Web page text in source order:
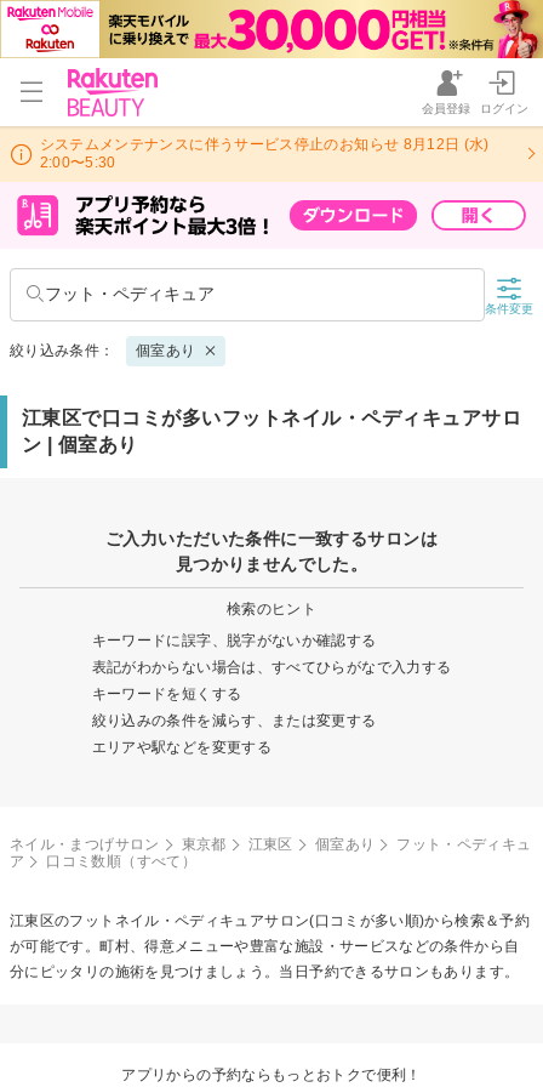
会員登録 ログイン
システムメンテナンスに伴うサービス停止のお知らせ 8月12日 (水)
2:00〜5:30
フット・ペディキュア
条件変更
絞り込み条件： 個室あり
江東区で口コミが多いフットネイル・ペディキュアサロ
ン | 個室あり
ご入力いただいた条件に一致するサロンは
見つかりませんでした。
検索のヒント
キーワードに誤字、脱字がないか確認する
表記がわからない場合は、すべてひらがなで入力する
キーワードを短くする
絞り込みの条件を減らす、または変更する
エリアや駅などを変更する
ネイル・まつげサロン 東京都 江東区 個室あり
フット・ペディキュ
ア
口コミ数順（すべて）
江東区のフットネイル・ペディキュアサロン(口コミが多い順)から検索＆予約
が可能です。町村、得意メニューや豊富な施設・サービスなどの条件から自
分にピッタリの施術を見つけましょう。当日予約できるサロンもあります。
アプリからの予約ならもっとおトクで便利！